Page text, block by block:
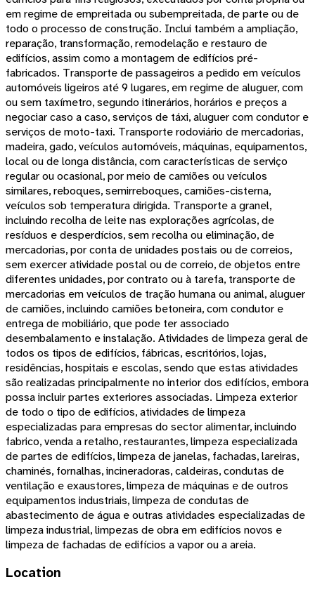
em regime de empreitada ou subempreitada, de parte ou de
todo o processo de construção. Inclui também a ampliação,
reparação, transformação, remodelação e restauro de
edifícios, assim como a montagem de edifícios pré-
fabricados. Transporte de passageiros a pedido em veículos
automóveis ligeiros até 9 lugares, em regime de aluguer, com
ou sem taxímetro, segundo itinerários, horários e preços a
negociar caso a caso, serviços de táxi, aluguer com condutor e
serviços de moto-taxi. Transporte rodoviário de mercadorias,
madeira, gado, veículos automóveis, máquinas, equipamentos,
local ou de longa distância, com características de serviço
regular ou ocasional, por meio de camiões ou veículos
similares, reboques, semirreboques, camiões-cisterna,
veículos sob temperatura dirigida. Transporte a granel,
incluindo recolha de leite nas explorações agrícolas, de
resíduos e desperdícios, sem recolha ou eliminação, de
mercadorias, por conta de unidades postais ou de correios,
sem exercer atividade postal ou de correio, de objetos entre
diferentes unidades, por contrato ou à tarefa, transporte de
mercadorias em veículos de tração humana ou animal, aluguer
de camiões, incluindo camiões betoneira, com condutor e
entrega de mobiliário, que pode ter associado
desembalamento e instalação. Atividades de limpeza geral de
todos os tipos de edifícios, fábricas, escritórios, lojas,
residências, hospitais e escolas, sendo que estas atividades
são realizadas principalmente no interior dos edifícios, embora
possa incluir partes exteriores associadas. Limpeza exterior
de todo o tipo de edifícios, atividades de limpeza
especializadas para empresas do sector alimentar, incluindo
fabrico, venda a retalho, restaurantes, limpeza especializada
de partes de edifícios, limpeza de janelas, fachadas, lareiras,
chaminés, fornalhas, incineradoras, caldeiras, condutas de
ventilação e exaustores, limpeza de máquinas e de outros
equipamentos industriais, limpeza de condutas de
abastecimento de água e outras atividades especializadas de
limpeza industrial, limpezas de obra em edifícios novos e
limpeza de fachadas de edifícios a vapor ou a areia.
Location